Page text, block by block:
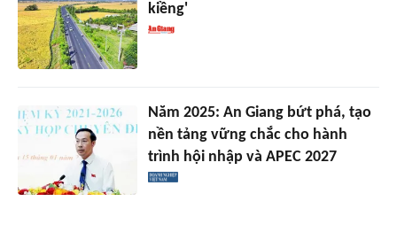
kiềng'
Năm 2025: An Giang bứt phá, tạo
nền tảng vững chắc cho hành
trình hội nhập và APEC 2027